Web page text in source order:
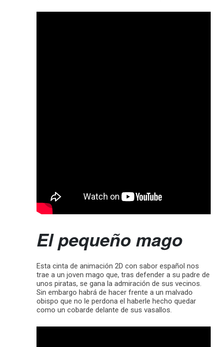
El pequeño mago
Esta cinta de animación 2D con sabor español nos
trae a un joven mago que, tras defender a su padre de
unos piratas, se gana la admiración de sus vecinos.
Sin embargo habrá de hacer frente a un malvado
obispo que no le perdona el haberle hecho quedar
como un cobarde delante de sus vasallos.